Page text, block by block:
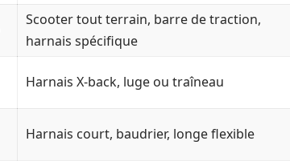
Scooter tout terrain, barre de traction,
harnais spécifique
Harnais X-back, luge ou traîneau
Harnais court, baudrier, longe flexible